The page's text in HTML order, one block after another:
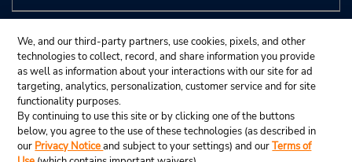
We, and our third-party partners, use cookies, pixels, and other
technologies to collect, record, and share information you provide
as well as information about your interactions with our site for ad
targeting, analytics, personalization, customer service and for site
functionality purposes.
By continuing to use this site or by clicking one of the buttons
below, you agree to the use of these technologies (as described in
our Privacy Noticeand subject to your settings) and ourTerms of